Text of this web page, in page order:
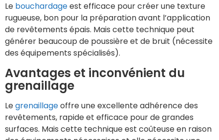
Le bouchardageest efficace pour créer une texture
rugueuse, bon pour la préparation avant l’application
de revêtements épais. Mais cette technique peut
générer beaucoup de poussière et de bruit (nécessite
des équipements spécialisés).
Avantages et inconvénient du
grenaillage
Legrenaillageoffre une excellente adhérence des
revêtements, rapide et efficace pour de grandes
surfaces. Mais cette technique est coûteuse en raison